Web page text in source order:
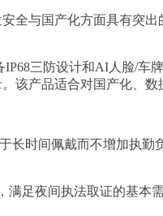
全与国产化方面具有突
三防设计和AI人脸/
该产品适合对国产化、数
长时间佩戴而不增加执
足夜间执法取证的基